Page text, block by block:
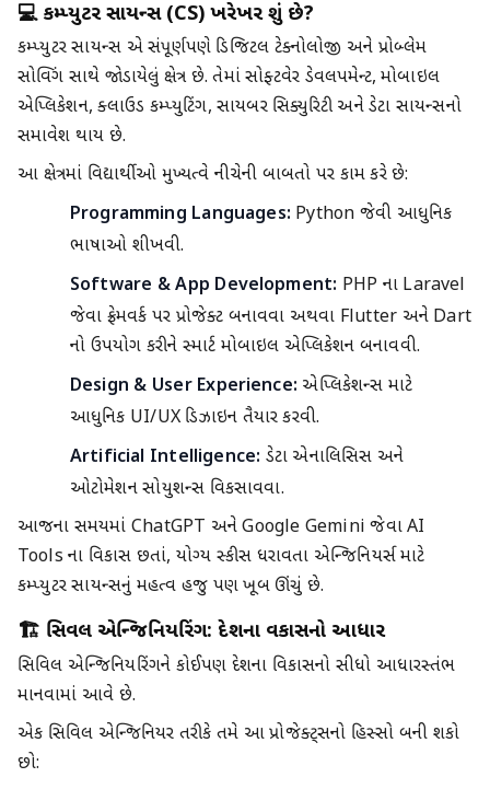
💻 કમ્પ્યુટર સાયન્સ (CS) ખરેખર શું છે?
કમ્પ્યુટર સાયન્સ એ સંપૂર્ણપણે ડિજિટલ ટેક્નોલોજી અને પ્રોબ્લેમ
સોલ્વિંગ સાથે જોડાયેલું ક્ષેત્ર છે. તેમાં સોફ્ટવેર ડેવલપમેન્ટ, મોબાઇલ
એપ્લિકેશન, ક્લાઉડ કમ્પ્યુટિંગ, સાયબર સિક્યુરિટી અને ડેટા સાયન્સનો
સમાવેશ થાય છે.
આ ક્ષેત્રમાં વિદ્યાર્થીઓ મુખ્યત્વે નીચેની બાબતો પર કામ કરે છે:
Programming Languages: Python જેવી આધુનિક
ભાષાઓ શીખવી.
Software & App Development: PHP ના Laravel
જેવા ફ્રેમવર્ક પર પ્રોજેક્ટ બનાવવા અથવા Flutter અને Dart
નો ઉપયોગ કરીને સ્માર્ટ મોબાઇલ એપ્લિકેશન બનાવવી.
Design & User Experience: એપ્લિકેશન્સ માટે
આધુનિક UI/UX ડિઝાઇન તૈયાર કરવી.
Artificial Intelligence: ડેટા એનાલિસિસ અને
ઓટોમેશન સોલ્યુશન્સ વિકસાવવા.
આજના સમયમાં ChatGPT અને Google Gemini જેવા AI
Tools ના વિકાસ છતાં, યોગ્ય સ્કીલ્સ ધરાવતા એન્જિનિયર્સ માટે
કમ્પ્યુટર સાયન્સનું મહત્વ હજુ પણ ખૂબ ઊંચું છે.
🏗️ સિવિલ એન્જિનિયરિંગ: દેશના વિકાસનો આધાર
સિવિલ એન્જિનિયરિંગને કોઈપણ દેશના વિકાસનો સીધો આધારસ્તંભ
માનવામાં આવે છે.
એક સિવિલ એન્જિનિયર તરીકે તમે આ પ્રોજેક્ટ્સનો હિસ્સો બની શકો
છો: